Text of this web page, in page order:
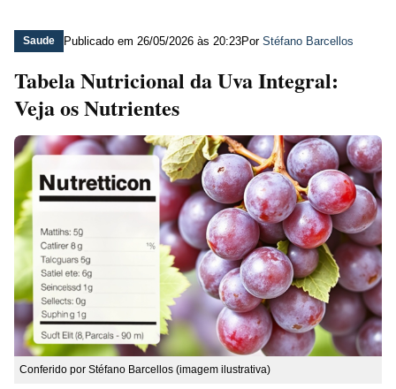
Saude Publicado em 26/05/2026 às 20:23Por Stéfano Barcellos
Tabela Nutricional da Uva Integral:
Veja os Nutrientes
Conferido por Stéfano Barcellos (imagem ilustrativa)